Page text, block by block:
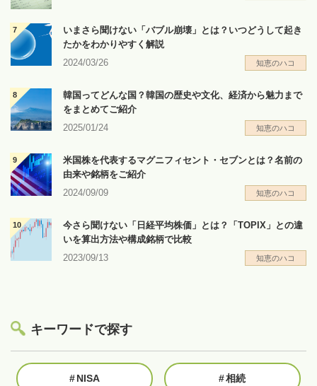
いまさら聞けない「バブル崩壊」とは？いつどうして起き
たかをわかりやすく解説
2024/03/26
知恵のハコ
韓国ってどんな国？韓国の歴史や文化、経済から魅力まで
をまとめてご紹介
2025/01/24
知恵のハコ
米国株を代表するマグニフィセント・セブンとは？名前の
由来や銘柄をご紹介
2024/09/09
知恵のハコ
今さら聞けない「日経平均株価」とは？「TOPIX」との違
いを算出方法や構成銘柄で比較
2023/09/13
知恵のハコ
キーワードで探す
#NISA #相続